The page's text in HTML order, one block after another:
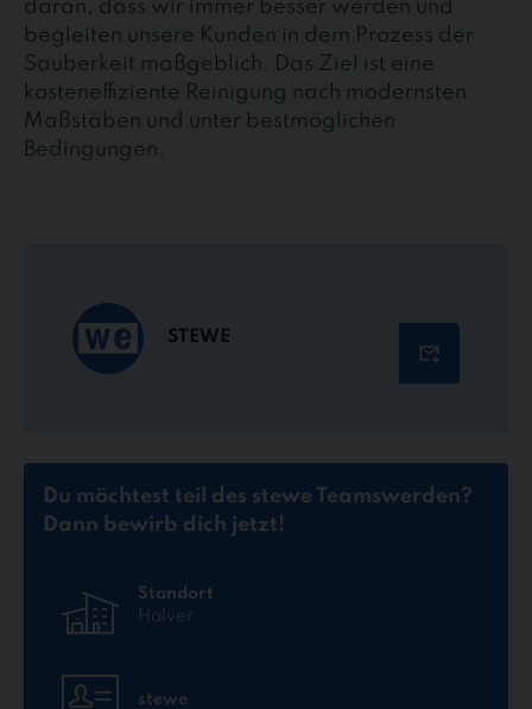
daran, dass wir immer besser werden und
begleiten unsere Kunden in dem Prozess der
Sauberkeit maßgeblich. Das Ziel ist eine
kosteneffiziente Reinigung nach modernsten
Maßstäben und unter bestmöglichen
Bedingungen.
STEWE
Du möchtest teil des stewe Teamswerden?
Dann bewirb dich jetzt!
Standort
Halver
stewe